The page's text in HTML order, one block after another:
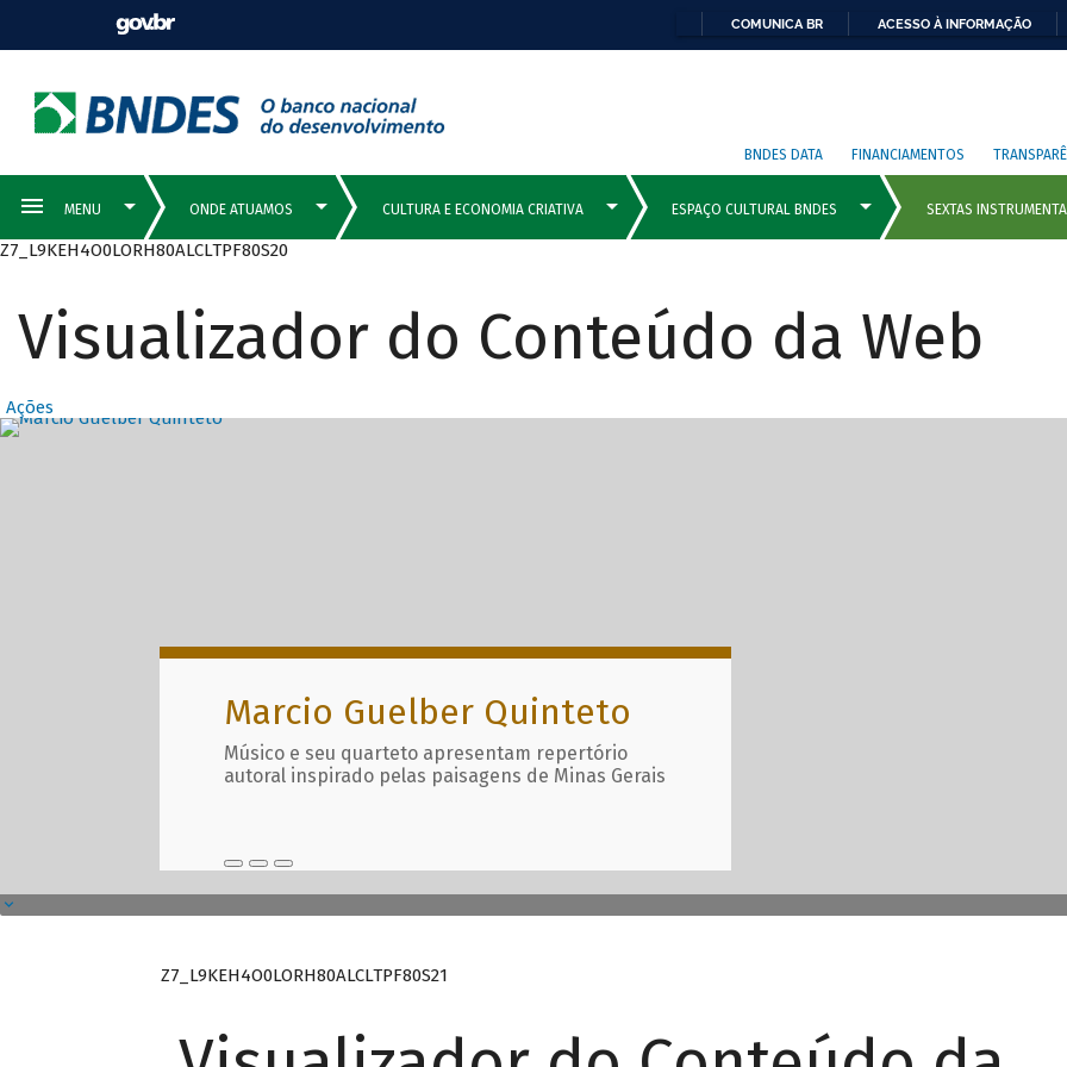
COMUNICA BR ACESSO À INFORMAÇÃO
BNDES DATA FINANCIAMENTOS
Z7_L9KEH4O0LORH80ALCLTPF80S20
Visualizador do Conteúdo da Web
Ações
Destaques Principais com
Marcio Guelber Quinteto
Músico e seu quarteto apresentam repertório
autoral inspirado pelas paisagens de Minas Gerais
Z7_L9KEH4O0LORH80ALCLTPF80S21